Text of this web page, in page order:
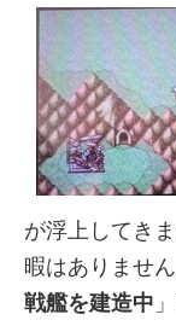
が浮上してき
暇はありませ
戦艦を建造中